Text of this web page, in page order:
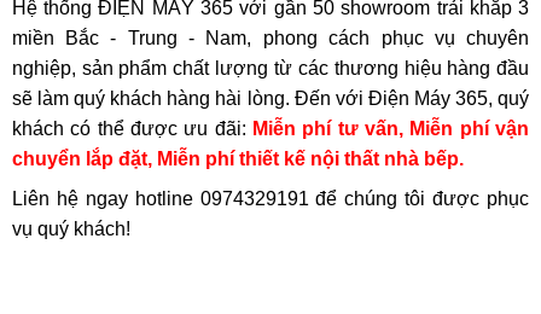
Hệ thống ĐIỆN MÁY 365 với gần 50 showroom trải khắp 3
miền Bắc - Trung - Nam, phong cách phục vụ chuyên
nghiệp, sản phẩm chất lượng từ các thương hiệu hàng đầu
sẽ làm quý khách hàng hài lòng. Đến với Điện Máy 365, quý
khách có thể được ưu đãi: Miễn phí tư vấn, Miễn phí vận
chuyển lắp đặt, Miễn phí thiết kế nội thất nhà bếp.
Liên hệ ngay hotline 0974329191 để chúng tôi được phục
vụ quý khách!